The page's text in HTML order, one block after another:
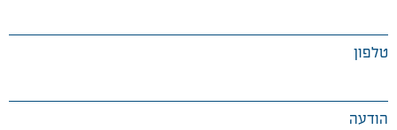
טלפון
הודעה